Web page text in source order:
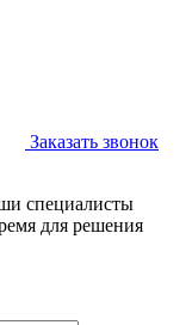
Заказать звонок
специалисты
для решения